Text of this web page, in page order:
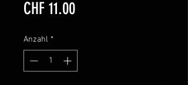
CHF 11.00Preis
Anzahl *